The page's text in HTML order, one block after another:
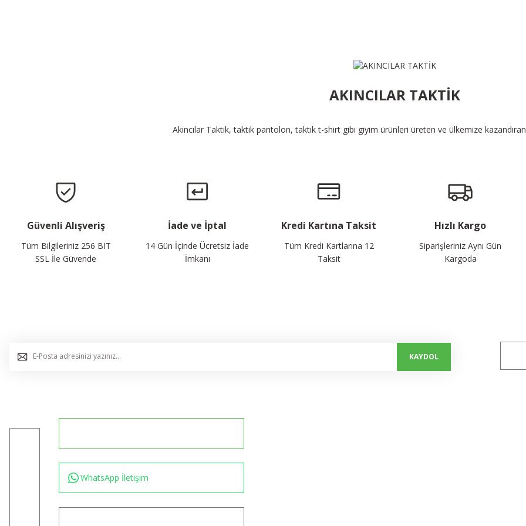
AKINCILAR TAKTİK
Akıncılar Taktik, taktik pantolon, taktik t-shirt gibi giyim ürünleri üreten ve ülkemize
Güvenli Alışveriş
Tüm Bilgileriniz 256 BIT
SSL İle Güvende
İade ve İptal
14 Gün İçinde Ücretsiz İade
İmkanı
Kredi Kartına Taksit
Tüm Kredi Kartlarına 12
Taksit
Hızlı Kargo
Siparişleriniz Aynı Gün
Kargoda
KAYDOL
WhatsApp İletişim